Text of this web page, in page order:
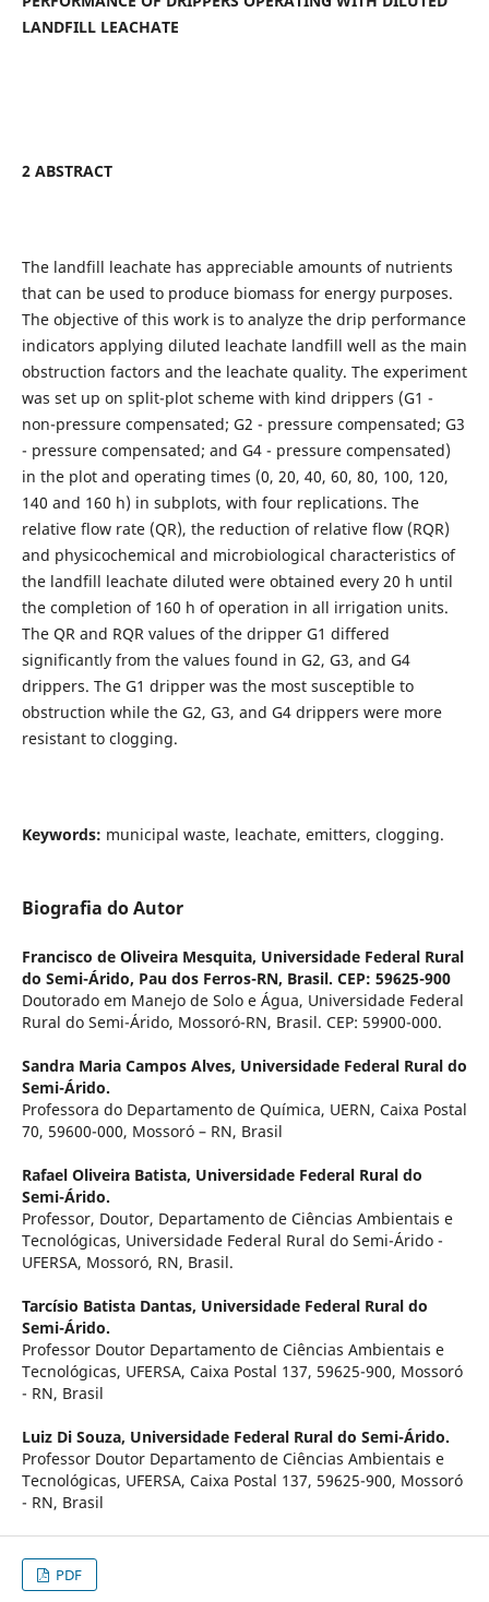
LANDFILL LEACHATE
2 ABSTRACT
The landfill leachate has appreciable amounts of nutrients
that can be used to produce biomass for energy purposes.
The objective of this work is to analyze the drip performance
indicators applying diluted leachate landfill well as the main
obstruction factors and the leachate quality. The experiment
was set up on split-plot scheme with kind drippers (G1 -
non-pressure compensated; G2 - pressure compensated; G3
- pressure compensated; and G4 - pressure compensated)
in the plot and operating times (0, 20, 40, 60, 80, 100, 120,
140 and 160 h) in subplots, with four replications. The
relative flow rate (QR), the reduction of relative flow (RQR)
and physicochemical and microbiological characteristics of
the landfill leachate diluted were obtained every 20 h until
the completion of 160 h of operation in all irrigation units.
The QR and RQR values of the dripper G1 differed
significantly from the values found in G2, G3, and G4
drippers. The G1 dripper was the most susceptible to
obstruction while the G2, G3, and G4 drippers were more
resistant to clogging.
Keywords: municipal waste, leachate, emitters, clogging.
Biografia do Autor
Francisco de Oliveira Mesquita, Universidade Federal Rural
do Semi-Árido, Pau dos Ferros-RN, Brasil. CEP: 59625-900
Doutorado em Manejo de Solo e Água, Universidade Federal
Rural do Semi-Árido, Mossoró-RN, Brasil. CEP: 59900-000.
Sandra Maria Campos Alves, Universidade Federal Rural do
Semi-Árido.
Professora do Departamento de Química, UERN, Caixa Postal
70, 59600-000, Mossoró – RN, Brasil
Rafael Oliveira Batista, Universidade Federal Rural do
Semi-Árido.
Professor, Doutor, Departamento de Ciências Ambientais e
Tecnológicas, Universidade Federal Rural do Semi-Árido -
UFERSA, Mossoró, RN, Brasil.
Tarcísio Batista Dantas, Universidade Federal Rural do
Semi-Árido.
Professor Doutor Departamento de Ciências Ambientais e
Tecnológicas, UFERSA, Caixa Postal 137, 59625-900, Mossoró
- RN, Brasil
Luiz Di Souza, Universidade Federal Rural do Semi-Árido.
Professor Doutor Departamento de Ciências Ambientais e
Tecnológicas, UFERSA, Caixa Postal 137, 59625-900, Mossoró
- RN, Brasil
PDF